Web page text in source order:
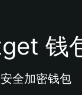
钱
全加密钱包